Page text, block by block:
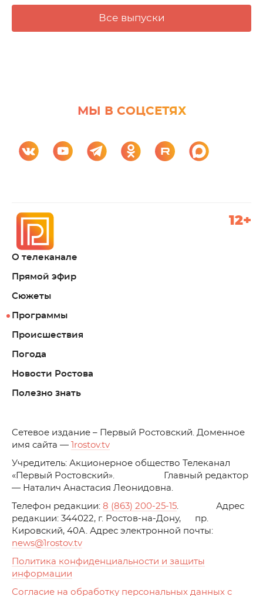
Все выпуски
МЫ В СОЦСЕТЯХ
О телеканале
Прямой эфир
Сюжеты
Программы
Происшествия
Погода
Новости Ростова
Полезно знать
12+
Cетевое издание – Первый Ростовский. Доменное
имя сайта —
1rostov.tv
Учредитель: Акционерное общество Телеканал
«Первый Ростовский». Главный редактор
— Наталич Анастасия Леонидовна.
Телефон редакции: 8 (863) 200-25-15. Адрес
редакции: 344022, г. Ростов-на-Дону, пр.
Кировский, 40А. Адрес электронной почты:
news@1rostov.tv
Политика конфиденциальности и защиты
информации
Согласие на обработку персональных данных с